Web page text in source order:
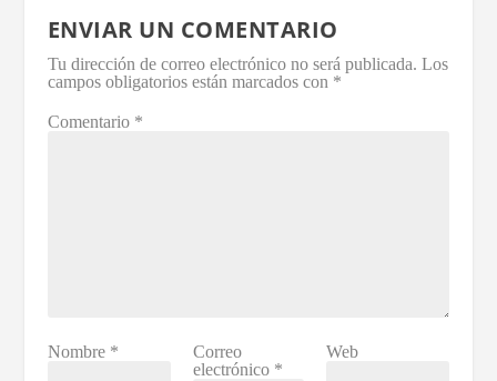
ENVIAR UN COMENTARIO
Tu dirección de correo electrónico no será publicada. Los
campos obligatorios están marcados con *
Comentario *
Nombre *
Correo
electrónico *
Web